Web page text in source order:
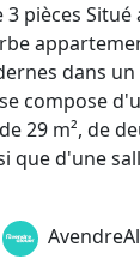
pièces
dans
compose
29 m², de
que d'une